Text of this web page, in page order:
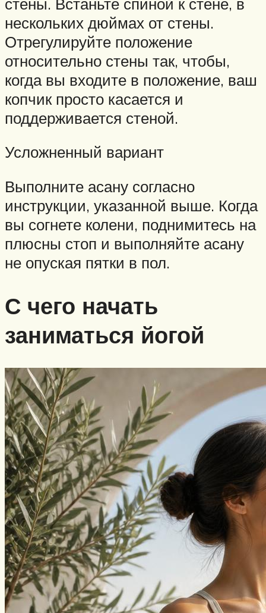
нескольких дюймах от стены.
Отрегулируйте положение
относительно стены так, чтобы,
когда вы входите в положение, ваш
копчик просто касается и
поддерживается стеной.
Усложненный вариант
Выполните асану согласно
инструкции, указанной выше. Когда
вы согнете колени, поднимитесь на
плюсны стоп и выполняйте асану
не опуская пятки в пол.
С чего начать
заниматься йогой